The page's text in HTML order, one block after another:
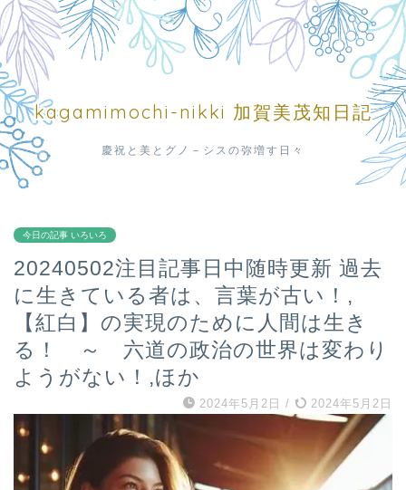
kagamimochi-nikki 加賀美茂知日記
慶祝と美とグノ－シスの弥増す日々
今日の記事 いろいろ
20240502注目記事日中随時更新 過去
に生きている者は、言葉が古い！,
【紅白】の実現のために人間は生き
る！ ～ 六道の政治の世界は変わり
ようがない！,ほか
2024年5月2日 / 2024年5月2日